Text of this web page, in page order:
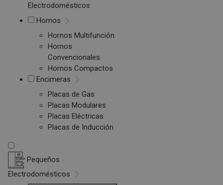
Electrodomésticos
Hornos
Hornos Multifunción
Hornos
Convencionales
Hornos Compactos
Encimeras
Placas de Gas
Placas Modulares
Placas Eléctricas
Placas de Inducción
Pequeños
Electrodomésticos